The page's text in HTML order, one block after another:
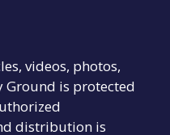
videos, photos,
is protected
distribution is